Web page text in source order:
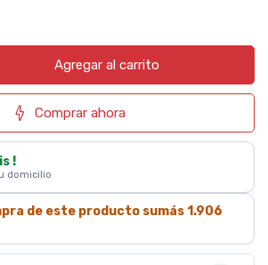
Agregar al carrito
Comprar ahora
!
domicilio
de este producto sumás1.906